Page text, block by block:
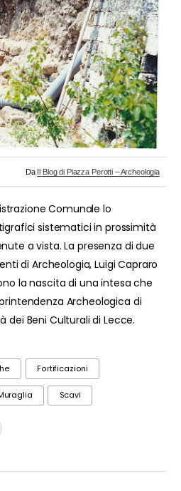
Da Il Blog di Piazza Perotti – Archeologia
Comunale lo
sistematici in prossimità
a vista. La presenza di due
di Archeologia, Luigi Capraro
la nascita di una intesa che
Archeologica di
dei Beni Culturali di Lecce.
Fortificazioni
Scavi